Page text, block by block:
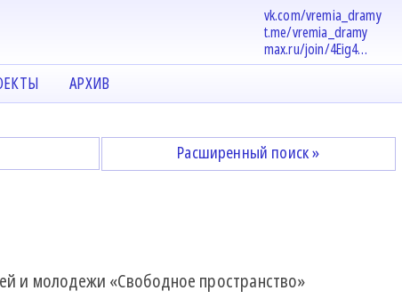
vk.com/vremia_dramy
t.me/vremia_dramy
max.ru/join/4Eig4…
АРХИВ
Расширенный поиск »
и молодежи «Свободное пространство»